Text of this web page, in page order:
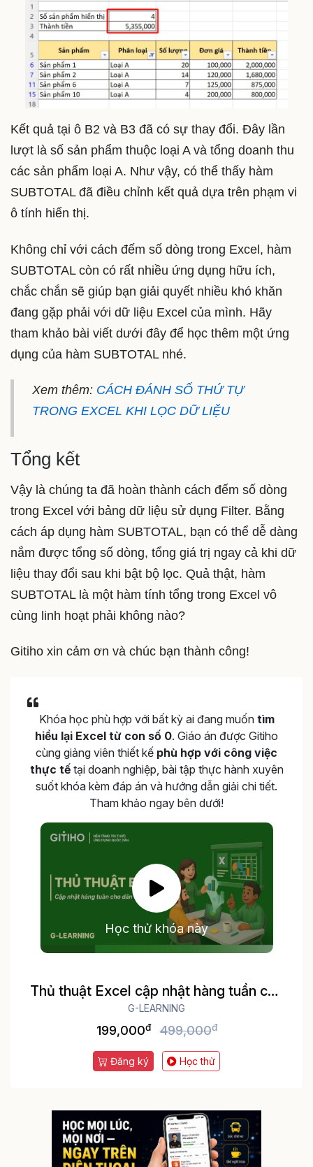
Kết quả tại ô B2 và B3 đã có sự thay đổi. Đây lần
lượt là số sản phẩm thuộc loại A và tổng doanh thu
các sản phẩm loại A. Như vậy, có thể thấy hàm
SUBTOTAL đã điều chỉnh kết quả dựa trên phạm vi
ô tính hiển thị.
Không chỉ với cách đếm số dòng trong Excel, hàm
SUBTOTAL còn có rất nhiều ứng dụng hữu ích,
chắc chắn sẽ giúp bạn giải quyết nhiều khó khăn
đang gặp phải với dữ liệu Excel của mình. Hãy
tham khảo bài viết dưới đây để học thêm một ứng
dụng của hàm SUBTOTAL nhé.
Xem thêm: CÁCH ĐÁNH SỐ THỨ TỰ
TRONG EXCEL KHI LỌC DỮ LIỆU
Tổng kết
Vậy là chúng ta đã hoàn thành cách đếm số dòng
trong Excel với bảng dữ liệu sử dụng Filter. Bằng
cách áp dụng hàm SUBTOTAL, bạn có thể dễ dàng
nắm được tổng số dòng, tổng giá trị ngay cả khi dữ
liệu thay đổi sau khi bật bộ lọc. Quả thật, hàm
SUBTOTAL là một hàm tính tổng trong Excel vô
cùng linh hoạt phải không nào?
Gitiho xin cảm ơn và chúc bạn thành công!
Khóa học phù hợp với bất kỳ ai đang muốn tìm
hiểu lại Excel từ con số 0. Giáo án được Gitiho
cùng giảng viên thiết kế phù hợp với công việc
thực tếtại doanh nghiệp, bài tập thực hành xuyên
suốt khóa kèm đáp án và hướng dẫn giải chi tiết.
Tham khảo ngay bên dưới!
Học thử khóa này
Thủ thuật Excel cập nhật hàng tuần cho
dân văn phòng
G-LEARNING
199,000đ 499,000đ
Đăng ký Học thử